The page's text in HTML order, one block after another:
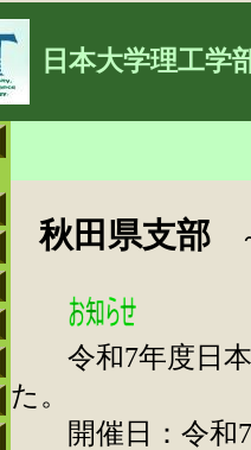
日本大学理工学
秋田県支部～
令和7年度日本
た。
開催日：令和7